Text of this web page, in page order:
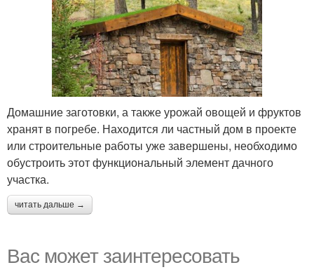
Домашние заготовки, а также урожай овощей и фруктов
хранят в погребе. Находится ли частный дом в проекте
или строительные работы уже завершены, необходимо
обустроить этот функциональный элемент дачного
участка.
читать дальше →
Вас может заинтересовать